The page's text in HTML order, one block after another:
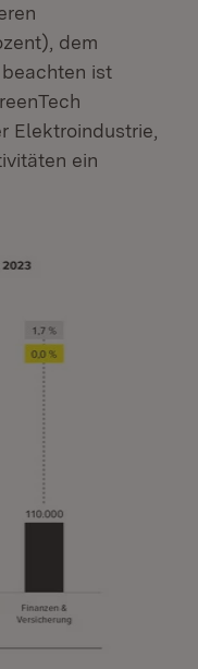
dem
ist
Elektroindustrie,
ein